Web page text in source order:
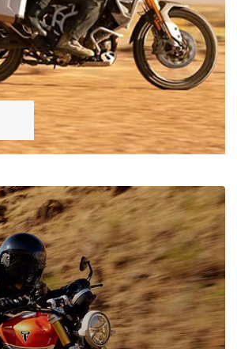
escolher a Saga
Triumph?
de fazer parte da nossa Casa de
Amigos: